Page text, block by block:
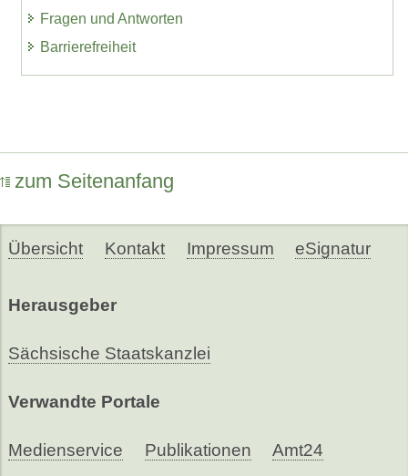
Fragen und Antworten
Barrierefreiheit
zum Seitenanfang
Übersicht Kontakt Impressum eSignatur
Herausgeber
Sächsische Staatskanzlei
Verwandte Portale
Medienservice Publikationen Amt24